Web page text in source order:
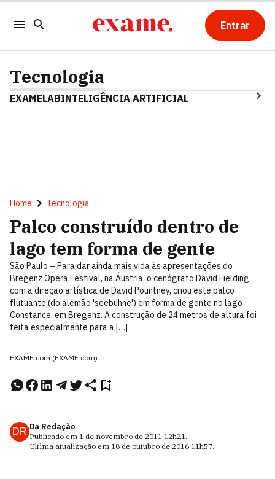
Entrar
Tecnologia
EXAMELABINTELIGÊNCIA ARTIFICIAL
Home Tecnologia
Palco construído dentro de
lago tem forma de gente
São Paulo – Para dar ainda mais vida às apresentações do
Bregenz Opera Festival, na Áustria, o cenógrafo David Fielding,
com a direção artística de David Pountney, criou este palco
flutuante (do alemão 'seebühne') em forma de gente no lago
Constance, em Bregenz. A construção de 24 metros de altura foi
feita especialmente para a […]
EXAME.com (EXAME.com)
DR Da Redação
Publicado em 1 de novembro de 2011 12h21.
Última atualização em 18 de outubro de 2016 11h57.